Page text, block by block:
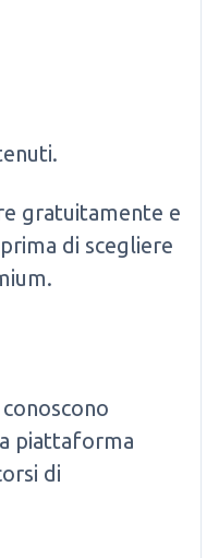
gratuitamente e
di scegliere
piattaforma
di